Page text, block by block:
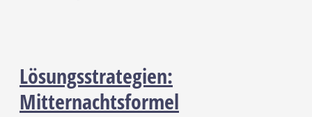
Lösungsstrategien:
Mitternachtsformel